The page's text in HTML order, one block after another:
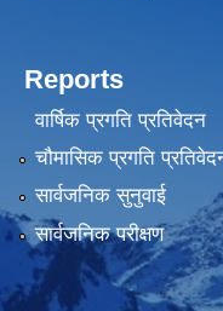
Reports
वार्षिक प्रगति प्रतिवेदन
चौमासिक प्रगति
सार्वजनिक सुनुवाई
सार्वजनिक परीक्षण